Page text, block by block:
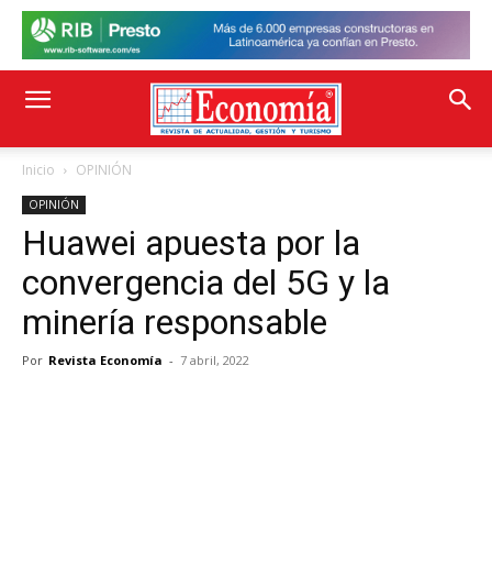
Inicio OPINIÓN
OPINIÓN
Huawei apuesta por la
convergencia del 5G y la
minería responsable
Por Revista Economía - 7 abril, 2022